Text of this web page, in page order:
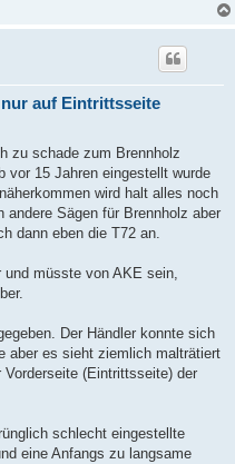
auf Eintrittsseite
zu schade zum Brennholz
vor 15 Jahren eingestellt wurde
wird halt alles noch
andere Sägen für Brennholz aber
dann eben die T72 an.
und müsste von AKE sein,
Der Händler konnte sich
aber es sieht ziemlich malträtiert
(Eintrittsseite) der
schlecht eingestellte
eine Anfangs zu langsame